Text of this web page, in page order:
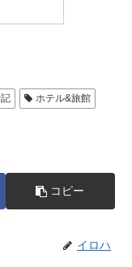
ホテル&旅館
コピー
イロハ